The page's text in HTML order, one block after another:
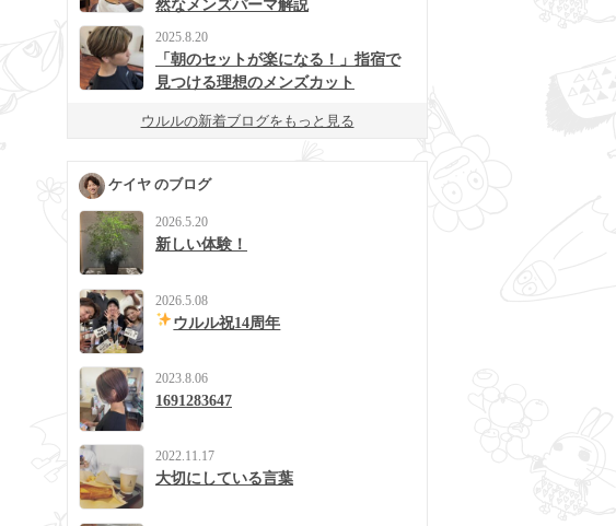
然なメンズパーマ解説
2025.8.20
「朝のセットが楽になる！」指宿で
見つける理想のメンズカット
ウルルの新着ブログをもっと見る
ケイヤ のブログ
2026.5.20
新しい体験！
2026.5.08
ウルル祝14周年
2023.8.06
1691283647
2022.11.17
大切にしている言葉